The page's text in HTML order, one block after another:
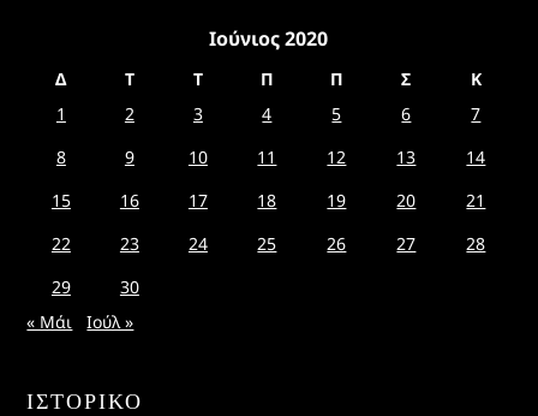
Ιούνιος 2020
Δ Τ Τ Π Π Σ
Κ
1
2 3 4 5 6
7
8
9 10 11 12 13
14
15
16 17 18 19 20
21
22
23 24 25 26 27
28
29
30
« Μάι
Ιούλ »
ΙΣΤΟΡΙΚΌ